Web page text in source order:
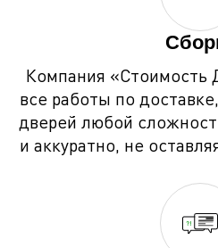
Компания «Стоимость
все работы по
дверей любой
и аккуратно, не